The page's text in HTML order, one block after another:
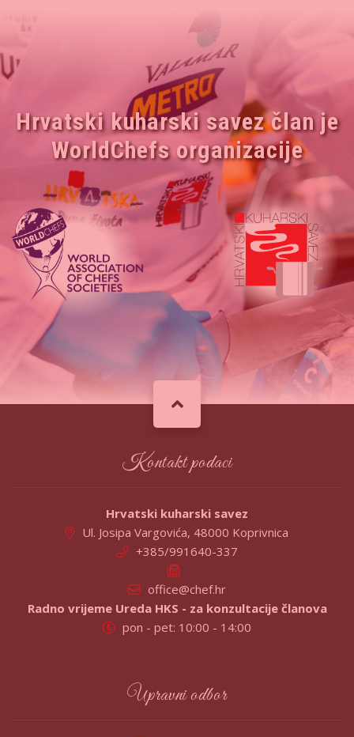
Hrvatski kuharski savez član je
WorldChefs organizacije
Kontakt podaci
Hrvatski kuharski savez
Ul. Josipa Vargovića, 48000 Koprivnica
+385/991640-337
office@chef.hr
Radno vrijeme Ureda HKS - za konzultacije članova
pon - pet: 10:00 - 14:00
Upravni odbor